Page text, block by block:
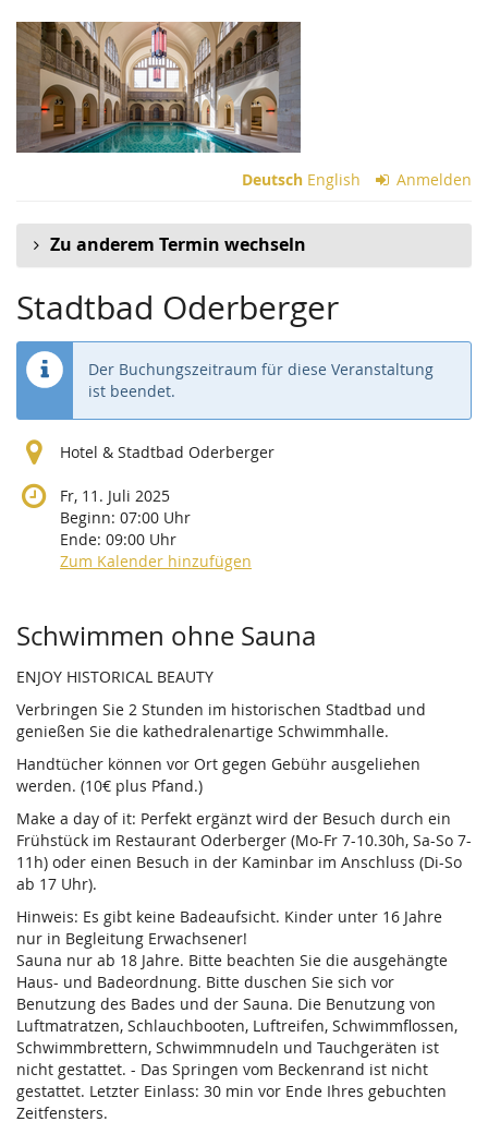
Zum
Haupt-
Inhalt
springen
Deutsch English Anmelden
Zu anderem Termin wechseln
Stadtbad Oderberger
Der Buchungszeitraum für diese Veranstaltung
ist beendet.
Hotel & Stadtbad Oderberger
Fr, 11. Juli 2025
Beginn: 07:00 Uhr
Ende: 09:00 Uhr
Zum Kalender hinzufügen
Produkte
Schwimmen ohne Sauna
ENJOY HISTORICAL BEAUTY
Verbringen Sie 2 Stunden im historischen Stadtbad und
genießen Sie die kathedralenartige Schwimmhalle.
Handtücher können vor Ort gegen Gebühr ausgeliehen
werden. (10€ plus Pfand.)
Make a day of it: Perfekt ergänzt wird der Besuch durch ein
Frühstück im Restaurant Oderberger (Mo-Fr 7-10.30h, Sa-So 7-
11h) oder einen Besuch in der Kaminbar im Anschluss (Di-So
ab 17 Uhr).
Hinweis: Es gibt keine Badeaufsicht. Kinder unter 16 Jahre
nur in Begleitung Erwachsener!
Sauna nur ab 18 Jahre. Bitte beachten Sie die ausgehängte
Haus- und Badeordnung. Bitte duschen Sie sich vor
Benutzung des Bades und der Sauna. Die Benutzung von
Luftmatratzen, Schlauchbooten, Luftreifen, Schwimmflossen,
Schwimmbrettern, Schwimmnudeln und Tauchgeräten ist
nicht gestattet. - Das Springen vom Beckenrand ist nicht
gestattet. Letzter Einlass: 30 min vor Ende Ihres gebuchten
Zeitfensters.